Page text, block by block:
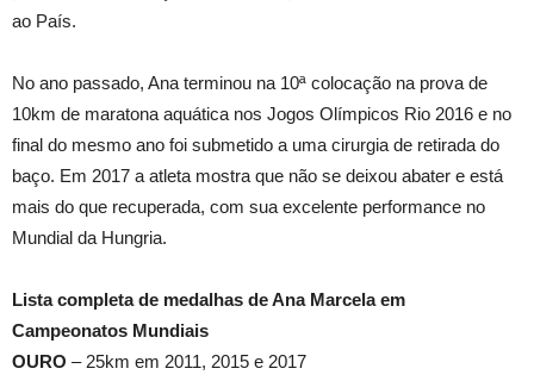
ao País.
No ano passado, Ana terminou na 10ª colocação na prova de
10km de maratona aquática nos Jogos Olímpicos Rio 2016 e no
final do mesmo ano foi submetido a uma cirurgia de retirada do
baço. Em 2017 a atleta mostra que não se deixou abater e está
mais do que recuperada, com sua excelente performance no
Mundial da Hungria.
Lista completa de medalhas de Ana Marcela em
Campeonatos Mundiais
OURO – 25km em 2011, 2015 e 2017